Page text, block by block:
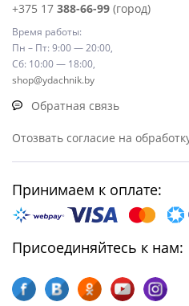
+375 17 388-66-99 (город)
Время работы:
Пн – Пт: 9:00 — 20:00,
Сб: 10:00 — 18:00,
shop@ydachnik.by
Обратная связь
Отозвать согласие на
Принимаем к оплате:
Присоединяйтесь к нам: